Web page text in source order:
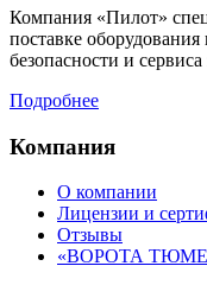
Компания «Пилот»
поставке
безопасности и
Подробнее
Компания
О компании
Лицензии и
Отзывы
«ВОРОТА